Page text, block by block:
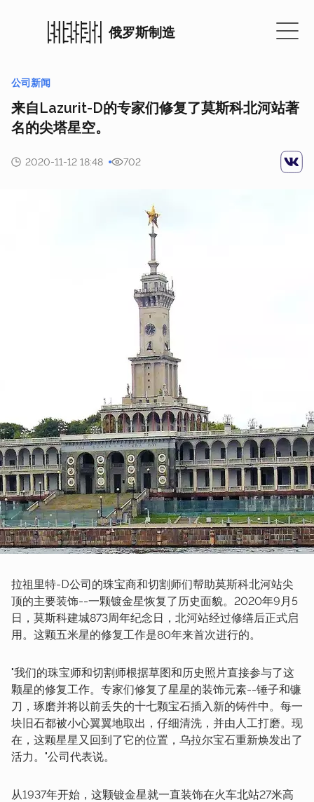
俄罗斯制造
公司新闻
来自Lazurit-D的专家们修复了莫斯科北河站著
名的尖塔星空。
2020-11-12 18:48 702
拉祖里特-D公司的珠宝商和切割师们帮助莫斯科北河站尖
顶的主要装饰--一颗镀金星恢复了历史面貌。2020年9月5
日，莫斯科建城873周年纪念日，北河站经过修缮后正式启
用。这颗五米星的修复工作是80年来首次进行的。
"我们的珠宝师和切割师根据草图和历史照片直接参与了这
颗星的修复工作。专家们修复了星星的装饰元素--锤子和镰
刀，琢磨并将以前丢失的十七颗宝石插入新的铸件中。每一
块旧石都被小心翼翼地取出，仔细清洗，并由人工打磨。现
在，这颗星星又回到了它的位置，乌拉尔宝石重新焕发出了
活力。"公司代表说。
从1937年开始，这颗镀金星就一直装饰在火车北站27米高